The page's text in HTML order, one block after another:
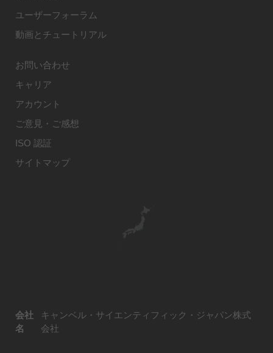
ユーザーフォーラム
動画とチュートリアル
お問い合わせ
キャリア
アカウント
ご意見・ご感想
ISO 認証
サイトマップ
会社
名
キャンベル・サイエンティフィック・ジャパン株式
会社